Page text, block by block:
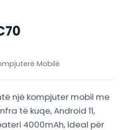
Mobilë
një kompjuter mobil me
të kuqe, Android 11,
4000mAh, ideal për